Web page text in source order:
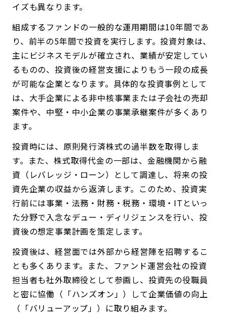
イズも異なります。
組成するファンドの一般的な運用期間は10年間であ
り、前半の5年間で投資を実行します。投資対象は、
主にビジネスモデルが確立され、業績が安定してい
るものの、投資後の経営支援によりもう一段の成長
が可能な企業となります。具体的な投資事例として
は、大手企業による非中核事業または子会社の売却
案件や、中堅・中小企業の事業承継案件が多くあり
ます。
投資時には、原則発行済株式の過半数を取得しま
す。また、株式取得代金の一部は、金融機関から融
資（レバレッジ・ローン）として調達し、将来の投
資先企業の収益から返済します。このため、投資実
行前には事業・法務・財務・税務・環境・ITといっ
た分野で入念なデュー・ディリジェンスを行い、投
資後の想定事業計画を策定します。
投資後は、経営面では外部から経営陣を招聘するこ
とも多くあります。また、ファンド運営会社の投資
担当者も社外取締役として参画し、投資先の役職員
と密に協働（「ハンズオン」）して企業価値の向上
（「バリューアップ」）に取り組みます。